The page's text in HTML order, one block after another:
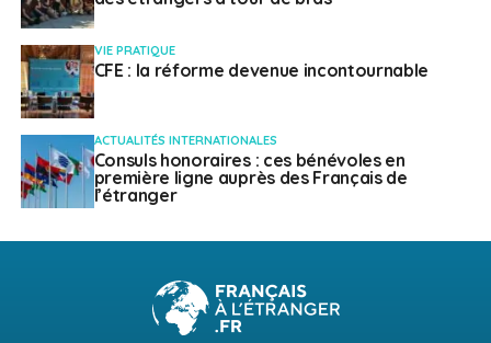
VIE PRATIQUE
CFE : la réforme devenue incontournable
ACTUALITÉS INTERNATIONALES
Consuls honoraires : ces bénévoles en
première ligne auprès des Français de
l’étranger